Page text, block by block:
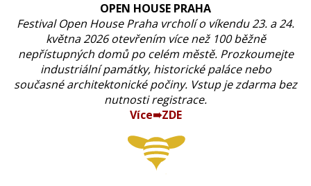
OPEN HOUSE PRAHA
Festival Open House Praha vrcholí o víkendu 23. a 24.
května 2026 otevřením více než 100 běžně
nepřístupných domů po celém městě. Prozkoumejte
industriální památky, historické paláce nebo
současné architektonické počiny. Vstup je zdarma bez
nutnosti registrace.
Více➠ZDE